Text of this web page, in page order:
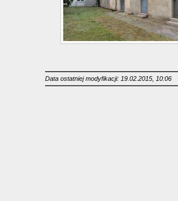
Data ostatniej modyfikacji: 19.02.2015, 10:06